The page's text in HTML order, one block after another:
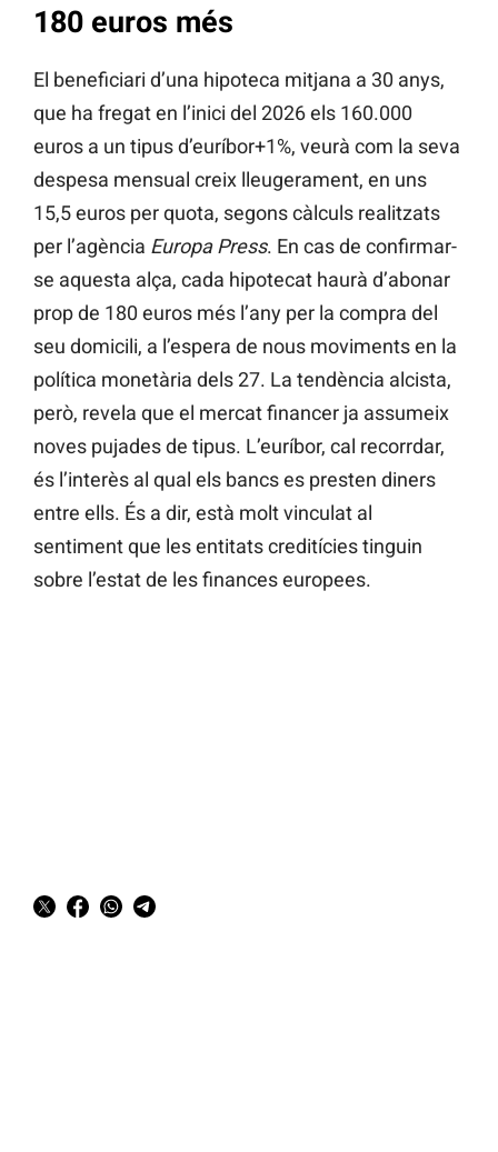
180 euros més
El beneficiari d’una hipoteca mitjana a 30 anys,
que ha fregat en l’inici del 2026 els 160.000
euros a un tipus d’euríbor+1%, veurà com la seva
despesa mensual creix lleugerament, en uns
15,5 euros per quota, segons càlculs realitzats
per l’agència Europa Press. En cas de confirmar-
se aquesta alça, cada hipotecat haurà d’abonar
prop de 180 euros més l’any per la compra del
seu domicili, a l’espera de nous moviments en la
política monetària dels 27. La tendència alcista,
però, revela que el mercat financer ja assumeix
noves pujades de tipus. L’euríbor, cal recorrdar,
és l’interès al qual els bancs es presten diners
entre ells. És a dir, està molt vinculat al
sentiment que les entitats creditícies tinguin
sobre l’estat de les finances europees.